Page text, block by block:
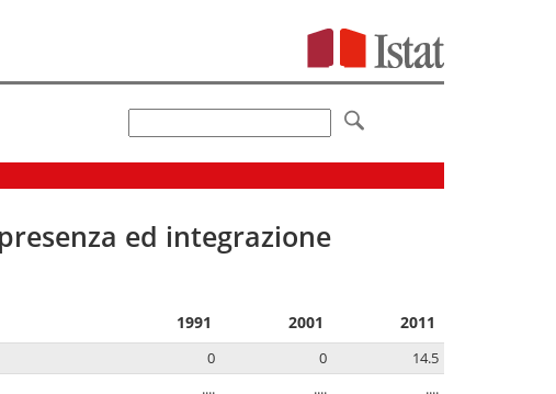
ed integrazione
1991 2001 2011
0 0
14.5
.... ....
....